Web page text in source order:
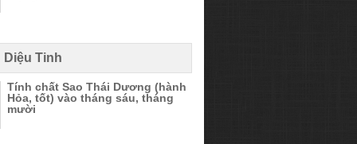
Diệu Tinh
Tính chất Sao Thái Dương (hành
Hỏa, tốt) vào tháng sáu, tháng
mười